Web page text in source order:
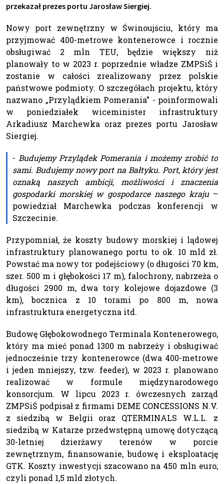
przekazał prezes portu Jarosław Siergiej.
Nowy port zewnętrzny w Świnoujściu, który ma
przyjmować 400-metrowe kontenerowce i rocznie
obsługiwać 2 mln TEU, będzie większy niż
planowały to w 2023 r. poprzednie władze ZMPSiŚ i
zostanie w całości zrealizowany przez polskie
państwowe podmioty. O szczegółach projektu, który
nazwano „Przylądkiem Pomerania” - poinformowali
w poniedziałek wiceminister infrastruktury
Arkadiusz Marchewka oraz prezes portu Jarosław
Siergiej.
- Budujemy Przylądek Pomerania i możemy zrobić to
sami. Budujemy nowy port na Bałtyku. Port, który jest
oznaką naszych ambicji, możliwości i znaczenia
gospodarki morskiej w gospodarce naszego kraju–
powiedział Marchewka podczas konferencji w
Szczecinie.
Przypomniał, że koszty budowy morskiej i lądowej
infrastruktury planowanego portu to ok. 10 mld zł.
Powstać ma nowy tor podejściowy (o długości 70 km,
szer. 500 m i głębokości 17 m), falochrony, nabrzeża o
długości 2900 m, dwa tory kolejowe dojazdowe (3
km), bocznica z 10 torami po 800 m, nowa
infrastruktura energetyczna itd.
Budowę Głębokowodnego Terminala Kontenerowego,
który ma mieć ponad 1300 m nabrzeży i obsługiwać
jednocześnie trzy kontenerowce (dwa 400-metrowe
i jeden mniejszy, tzw. feeder), w 2023 r. planowano
realizować w formule międzynarodowego
konsorcjum. W lipcu 2023 r. ówczesnych zarząd
ZMPSiŚ podpisał z firmami DEME CONCESSIONS N.V.
z siedzibą w Belgii oraz QTERMINALS W.L.L. z
siedzibą w Katarze przedwstępną umowę dotyczącą
30-letniej dzierżawy terenów w porcie
zewnętrznym, finansowanie, budowę i eksploatację
GTK. Koszty inwestycji szacowano na 450 mln euro,
czyli ponad 1,5 mld złotych.